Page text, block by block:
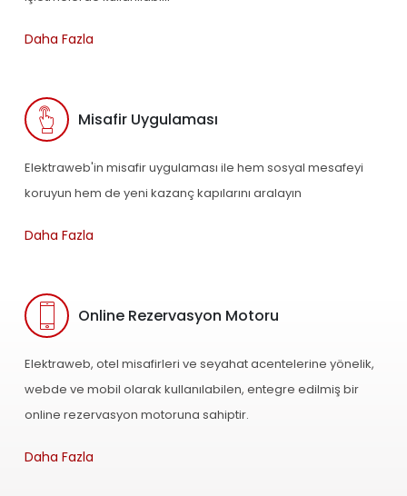
Daha Fazla
Misafir Uygulaması
Elektraweb'in misafir uygulaması ile hem sosyal mesafeyi
koruyun hem de yeni kazanç kapılarını aralayın
Daha Fazla
Online Rezervasyon Motoru
Elektraweb, otel misafirleri ve seyahat acentelerine yönelik,
webde ve mobil olarak kullanılabilen, entegre edilmiş bir
online rezervasyon motoruna sahiptir.
Daha Fazla